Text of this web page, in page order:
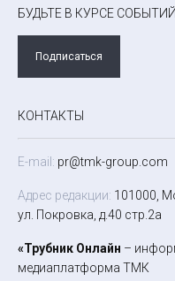
БУДЬТЕ В КУРСЕ
Подписаться
КОНТАКТЫ
E-mail: pr@tmk-group.com
Адрес редакции: 101000,
ул. Покровка, д.40 стр.2а
«Трубник Онлайн –
медиаплатформа ТМК